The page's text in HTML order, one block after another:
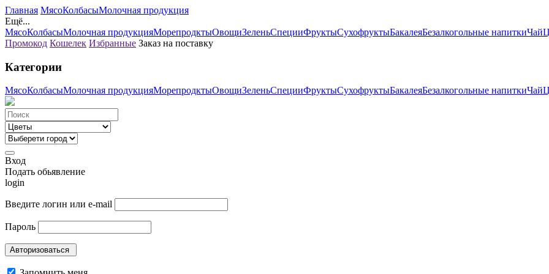
Главная МясоКолбасыМолочная продукция
Ещё...
МясоКолбасыМолочная продукцияМорепродктыОвощиЗеленьСпецииФруктыСухофруктыБакалеяБезалкогольные напиткиЧай
Промокод Кошелек Избранные Заказ на поставку
Категории
МясоКолбасыМолочная продукцияМорепродктыОвощиЗеленьСпецииФруктыСухофруктыБакалеяБезалкогольные напиткиЧай
Вход
Подать обьявление
login
Введите логин или e-mail
Пароль